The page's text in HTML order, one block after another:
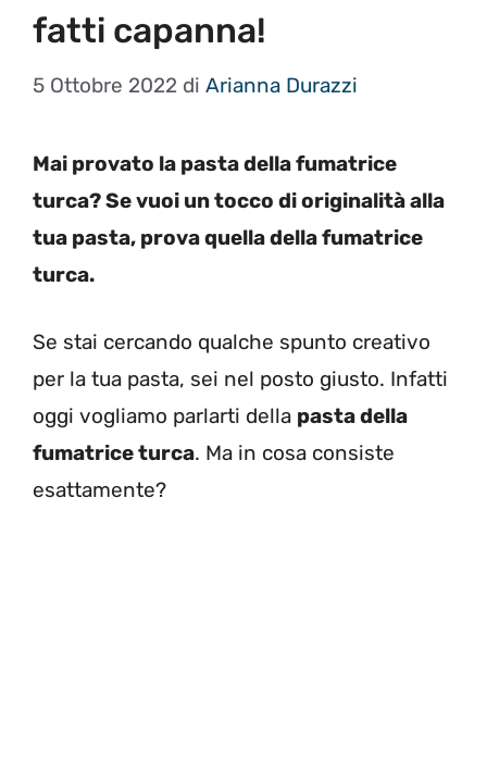
fatti capanna!
5 Ottobre 2022 di Arianna Durazzi
Mai provato la pasta della fumatrice
turca? Se vuoi un tocco di originalità alla
tua pasta, prova quella della fumatrice
turca.
Se stai cercando qualche spunto creativo
per la tua pasta, sei nel posto giusto. Infatti
oggi vogliamo parlarti della pasta della
fumatrice turca. Ma in cosa consiste
esattamente?